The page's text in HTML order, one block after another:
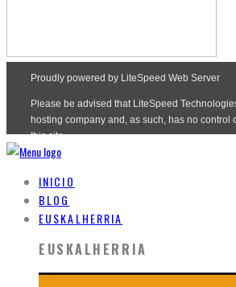
INICIO
BLOG
EUSKALHERRIA
EUSKALHERRIA